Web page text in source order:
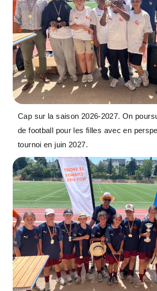
Cap sur la saison 2026-2027. On
de football pour les filles avec en
tournoi en juin 2027.